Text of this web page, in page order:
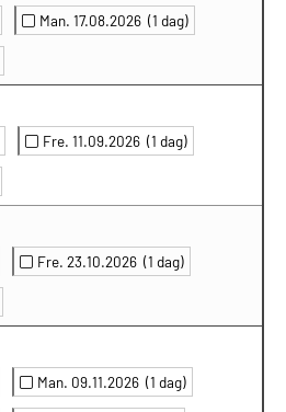
Man. 17.08.2026 (1 dag)
Fre. 11.09.2026 (1 dag)
Fre. 23.10.2026 (1 dag)
Man. 09.11.2026 (1 dag)